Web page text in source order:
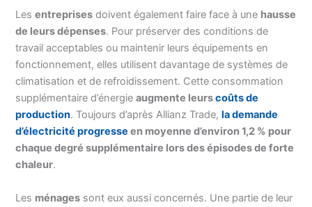
Lesentreprises doivent également faire face à une hausse
de leurs dépenses. Pour préserver des conditions de
travail acceptables ou maintenir leurs équipements en
fonctionnement, elles utilisent davantage de systèmes de
climatisation et de refroidissement. Cette consommation
supplémentaire d’énergieaugmente leurscoûts de
production. Toujours d’après Allianz Trade,la demande
d’électricité progresse en moyenne d’environ 1,2 % pour
chaque degré supplémentaire lors des épisodes de forte
chaleur.
Les ménages sont eux aussi concernés. Une partie de leur